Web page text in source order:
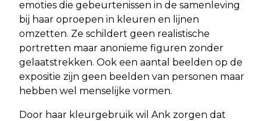
emoties die gebeurtenissen in de samenleving
bij haar oproepen in kleuren en lijnen
omzetten. Ze schildert geen realistische
portretten maar anonieme figuren zonder
gelaatstrekken. Ook een aantal beelden op de
expositie zijn geen beelden van personen maar
hebben wel menselijke vormen.
Door haar kleurgebruik wil Ank zorgen dat